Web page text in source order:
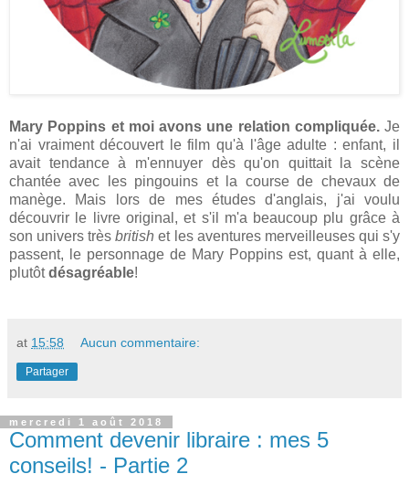
Mary Poppins et moi avons une relation compliquée.Je
n'ai vraiment découvert le film qu'à l'âge adulte : enfant, il
avait tendance à m'ennuyer dès qu'on quittait la scène
chantée avec les pingouins et la course de chevaux de
manège. Mais lors de mes études d'anglais, j'ai voulu
découvrir le livre original, et s'il m'a beaucoup plu grâce à
son univers trèsbritish et les aventures merveilleuses qui s'y
passent, le personnage de Mary Poppins est, quant à elle,
plutôtdésagréable!
at 15:58 Aucun commentaire:
Partager
mercredi 1 août 2018
Comment devenir libraire : mes 5
conseils! - Partie 2